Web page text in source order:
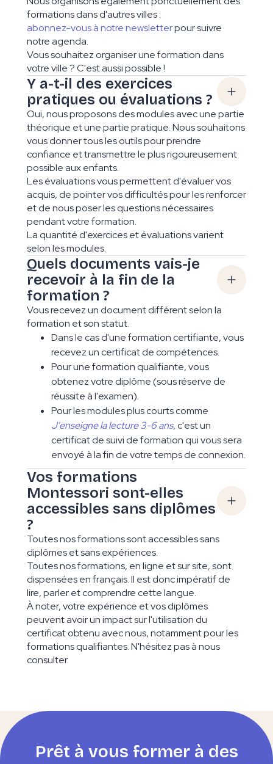
formations dans d'autres villes :
abonnez-vous à notre newsletterpour suivre
notre agenda.
Vous souhaitez organiser une formation dans
votre ville ? C'est aussi possible !
Y a-t-il des exercices
pratiques ou évaluations ?
Oui, nous proposons des modules avec une partie
théorique et une partie pratique. Nous souhaitons
vous donner tous les outils pour prendre
confiance et transmettre le plus rigoureusement
possible aux enfants.
Les évaluations vous permettent d'évaluer vos
acquis, de pointer vos difficultés pour les renforcer
et de nous poser les questions nécessaires
pendant votre formation.
La quantité d'exercices et évaluations varient
selon les modules.
Quels documents vais-je
recevoir à la fin de la
formation ?
Vous recevez un document différent selon la
formation et son statut.
Dans le cas d'une formation certifiante, vous
recevez un certificat de compétences.
Pour une formation qualifiante, vous
obtenez votre diplôme (sous réserve de
réussite à l'examen).
Pour les modules plus courts comme
J'enseigne la lecture 3-6 ans, c'est un
certificat de suivi de formation qui vous sera
envoyé à la fin de votre temps de connexion.
Vos formations
Montessori sont-elles
accessibles sans diplômes
?
Toutes nos formations sont accessibles sans
diplômes et sans expériences.
Toutes nos formations, en ligne et sur site, sont
dispensées en français. Il est donc impératif de
lire, parler et comprendre cette langue.
À noter, votre expérience et vos diplômes
peuvent avoir un impact sur l'utilisation du
certificat obtenu avec nous, notamment pour les
formations qualifiantes. N'hésitez pas à nous
consulter.
Prêt à vous former à des